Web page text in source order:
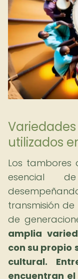
utilizados
Los tambores
esencial
transmisión
de
amplia
con su propio
cultural.
encuentran